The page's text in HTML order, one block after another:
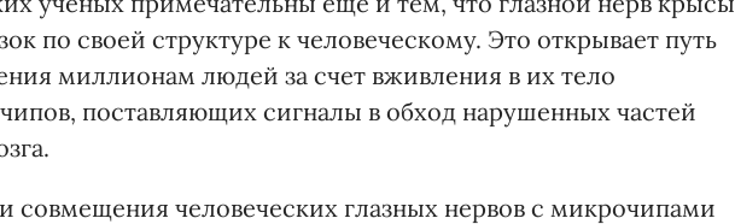
по своей структуре к человеческому. Это открывает путь
миллионам людей за счет вживления в их тело
поставляющих сигналы в обход нарушенных частей
совмещения человеческих глазных нервов с микрочипами